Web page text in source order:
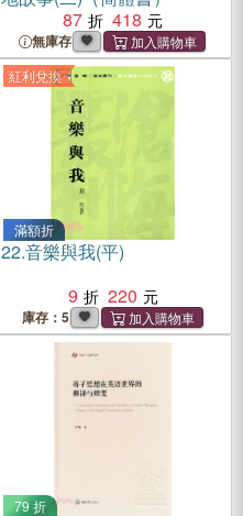
87
418
無庫存
紅利兌換
滿額折
22.音樂與我(平)
9
220
庫存：5
79 折